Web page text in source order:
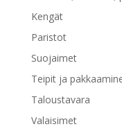
Kengät
Paristot
Suojaimet
Teipit ja
Taloustavara
Valaisimet